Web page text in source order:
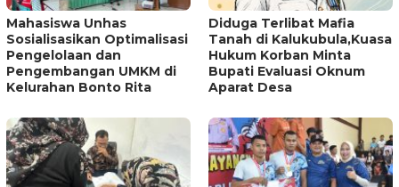
Mahasiswa Unhas
Sosialisasikan Optimalisasi
Pengelolaan dan
Pengembangan UMKM di
Kelurahan Bonto Rita
Diduga Terlibat Mafia
Tanah di Kalukubula,Kuasa
Hukum Korban Minta
Bupati Evaluasi Oknum
Aparat Desa